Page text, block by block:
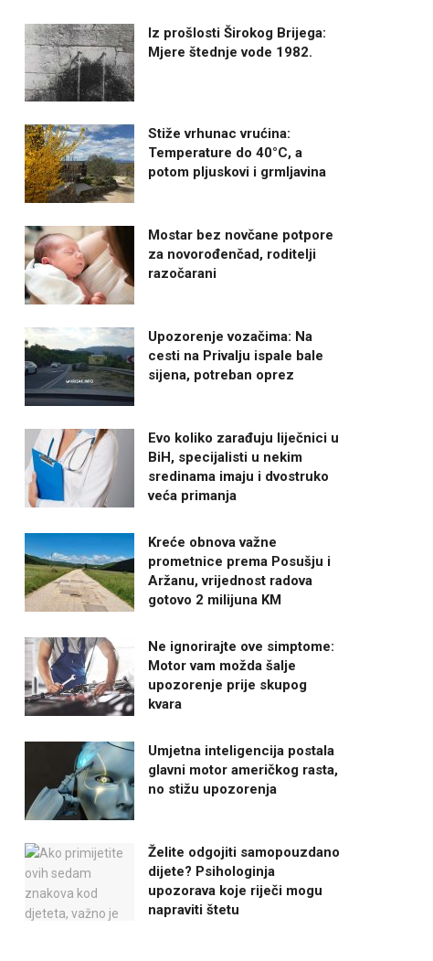
Iz prošlosti Širokog Brijega:
Mjere štednje vode 1982.
Stiže vrhunac vrućina:
Temperature do 40°C, a
potom pljuskovi i grmljavina
Mostar bez novčane potpore
za novorođenčad, roditelji
razočarani
Upozorenje vozačima: Na
cesti na Privalju ispale bale
sijena, potreban oprez
Evo koliko zarađuju liječnici u
BiH, specijalisti u nekim
sredinama imaju i dvostruko
veća primanja
Kreće obnova važne
prometnice prema Posušju i
Aržanu, vrijednost radova
gotovo 2 milijuna KM
Ne ignorirajte ove simptome:
Motor vam možda šalje
upozorenje prije skupog
kvara
Umjetna inteligencija postala
glavni motor američkog rasta,
no stižu upozorenja
Želite odgojiti samopouzdano
dijete? Psihologinja
upozorava koje riječi mogu
napraviti štetu